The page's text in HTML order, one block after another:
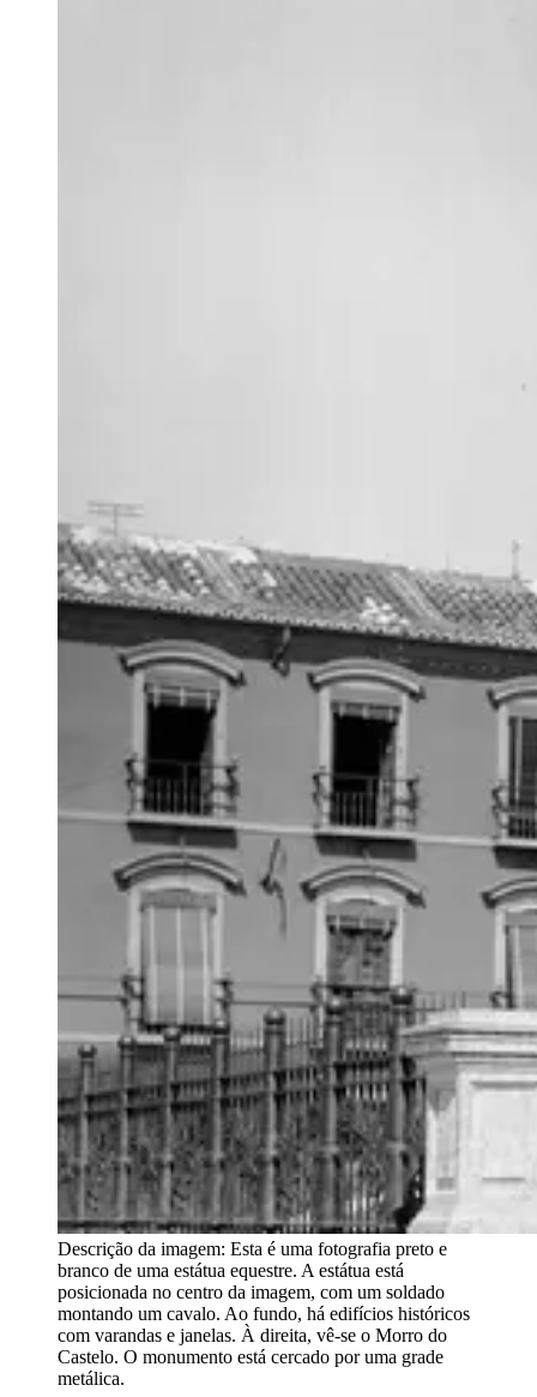
Descrição da imagem: Esta é uma fotografia preto e
branco de uma estátua equestre. A estátua está
posicionada no centro da imagem, com um soldado
montando um cavalo. Ao fundo, há edifícios históricos
com varandas e janelas. À direita, vê-se o Morro do
Castelo. O monumento está cercado por uma grade
metálica.